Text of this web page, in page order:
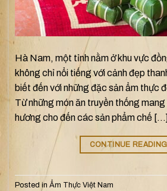
Hà Nam, một tỉnh nằm ở khu vực
không chỉ nổi tiếng với cảnh đẹp
biết đến với những đặc sản ẩm thực
Từ những món ăn truyền thống
hương cho đến các sản phẩm chế […]
CONTINUE READING
Posted in Ẩm Thực Việt Nam